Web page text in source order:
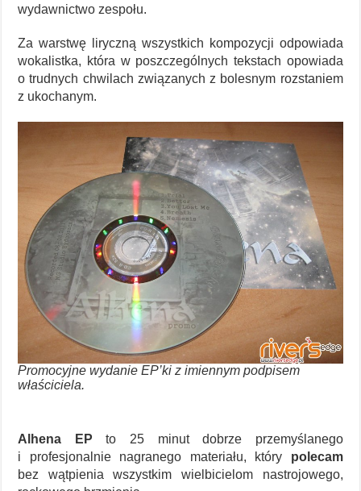
wydawnictwo zespołu.
Za warstwę liryczną wszystkich kompozycji odpowiada
wokalistka, która w poszczególnych tekstach opowiada
o trudnych chwilach związanych z bolesnym rozstaniem
z ukochanym.
Promocyjne wydanie EP’ki z imiennym podpisem
właściciela.
Alhena EP to 25 minut dobrze przemyślanego
i profesjonalnie nagranego materiału, który polecam
bez wątpienia wszystkim wielbicielom nastrojowego,